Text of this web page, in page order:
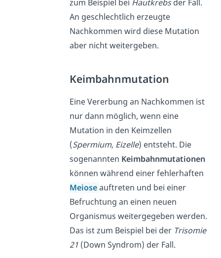
zum Beispiel bei Hautkrebsder Fall.
An geschlechtlich erzeugte
Nachkommen wird diese Mutation
aber nicht weitergeben.
Keimbahnmutation
Eine Vererbung an Nachkommen ist
nur dann möglich, wenn eine
Mutation in den Keimzellen
(Spermium, Eizelle) entsteht. Die
sogenannten Keimbahnmutationen
können während einer fehlerhaften
Meioseauftreten und bei einer
Befruchtung an einen neuen
Organismus weitergegeben werden.
Das ist zum Beispiel bei der Trisomie
21 (Down Syndrom) der Fall.